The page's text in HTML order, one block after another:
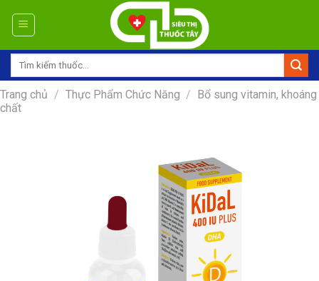
Tìm
Trang chủ / Thực Phẩm Chức Năng / Bổ sung vitamin, khoáng
chất